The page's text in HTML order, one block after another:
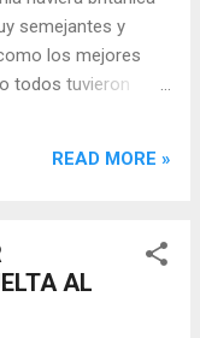
semejantes y
los mejores
todos tuvieron
contra el
del Britannic.
Line La compañía
READ MORE »
AL